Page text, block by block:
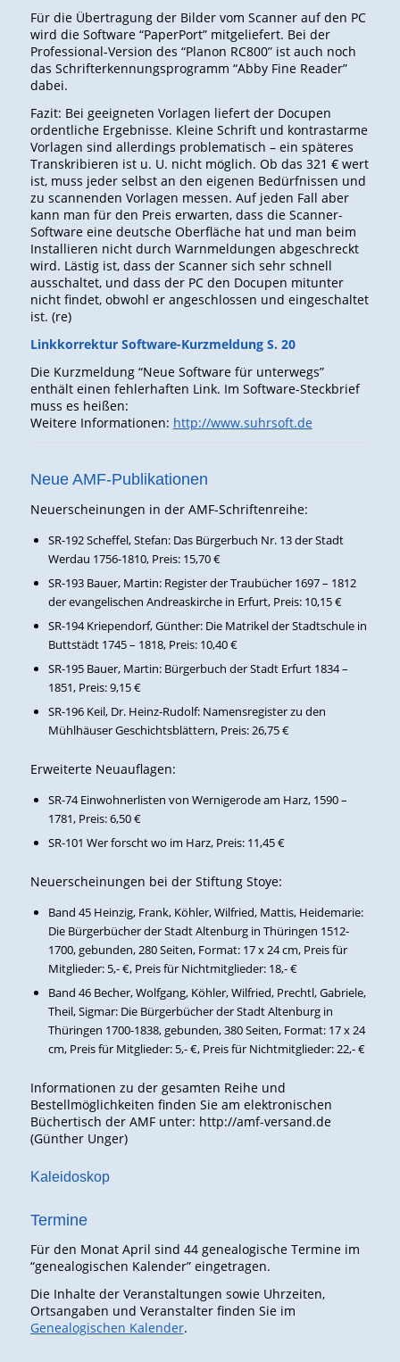
Für die Übertragung der Bilder vom Scanner auf den PC
wird die Software “PaperPort” mitgeliefert. Bei der
Professional-Version des “Planon RC800” ist auch noch
das Schrifterkennungsprogramm “Abby Fine Reader”
dabei.
Fazit: Bei geeigneten Vorlagen liefert der Docupen
ordentliche Ergebnisse. Kleine Schrift und kontrastarme
Vorlagen sind allerdings problematisch – ein späteres
Transkribieren ist u. U. nicht möglich. Ob das 321 € wert
ist, muss jeder selbst an den eigenen Bedürfnissen und
zu scannenden Vorlagen messen. Auf jeden Fall aber
kann man für den Preis erwarten, dass die Scanner-
Software eine deutsche Oberfläche hat und man beim
Installieren nicht durch Warnmeldungen abgeschreckt
wird. Lästig ist, dass der Scanner sich sehr schnell
ausschaltet, und dass der PC den Docupen mitunter
nicht findet, obwohl er angeschlossen und eingeschaltet
ist. (re)
Linkkorrektur Software-Kurzmeldung S. 20
Die Kurzmeldung “Neue Software für unterwegs”
enthält einen fehlerhaften Link. Im Software-Steckbrief
muss es heißen:
Weitere Informationen: http://www.suhrsoft.de
Neue AMF-Publikationen
Neuerscheinungen in der AMF-Schriftenreihe:
SR-192 Scheffel, Stefan: Das Bürgerbuch Nr. 13 der Stadt
Werdau 1756-1810, Preis: 15,70 €
SR-193 Bauer, Martin: Register der Traubücher 1697 – 1812
der evangelischen Andreaskirche in Erfurt, Preis: 10,15 €
SR-194 Kriependorf, Günther: Die Matrikel der Stadtschule in
Buttstädt 1745 – 1818, Preis: 10,40 €
SR-195 Bauer, Martin: Bürgerbuch der Stadt Erfurt 1834 –
1851, Preis: 9,15 €
SR-196 Keil, Dr. Heinz-Rudolf: Namensregister zu den
Mühlhäuser Geschichtsblättern, Preis: 26,75 €
Erweiterte Neuauflagen:
SR-74 Einwohnerlisten von Wernigerode am Harz, 1590 –
1781, Preis: 6,50 €
SR-101 Wer forscht wo im Harz, Preis: 11,45 €
Neuerscheinungen bei der Stiftung Stoye:
Band 45 Heinzig, Frank, Köhler, Wilfried, Mattis, Heidemarie:
Die Bürgerbücher der Stadt Altenburg in Thüringen 1512-
1700, gebunden, 280 Seiten, Format: 17 x 24 cm, Preis für
Mitglieder: 5,- €, Preis für Nichtmitglieder: 18,- €
Band 46 Becher, Wolfgang, Köhler, Wilfried, Prechtl, Gabriele,
Theil, Sigmar: Die Bürgerbücher der Stadt Altenburg in
Thüringen 1700-1838, gebunden, 380 Seiten, Format: 17 x 24
cm, Preis für Mitglieder: 5,- €, Preis für Nichtmitglieder: 22,- €
Informationen zu der gesamten Reihe und
Bestellmöglichkeiten finden Sie am elektronischen
Büchertisch der AMF unter: http://amf-versand.de
(Günther Unger)
Kaleidoskop
Termine
Für den Monat April sind 44 genealogische Termine im
“genealogischen Kalender” eingetragen.
Die Inhalte der Veranstaltungen sowie Uhrzeiten,
Ortsangaben und Veranstalter finden Sie im
Genealogischen Kalender.